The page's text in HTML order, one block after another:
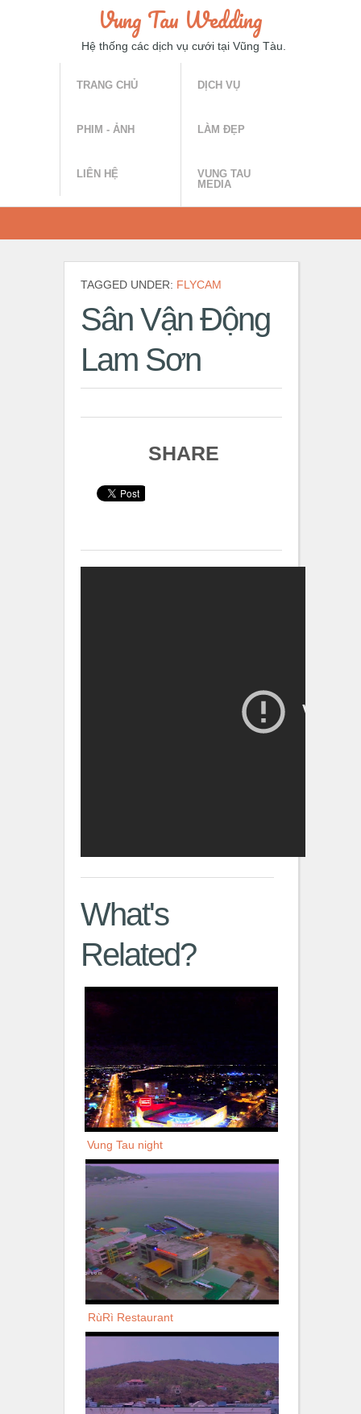
Vung Tau Wedding
Hệ thống các dịch vụ cưới tại Vũng Tàu.
TRANG CHỦ DỊCH VỤ
PHIM - ẢNH LÀM ĐẸP
LIÊN HỆ
VUNG TAU
MEDIA
TAGGED UNDER: FLYCAM
Sân Vận Động
Lam Sơn
SHARE
What's
Related?
Vung Tau night
RùRì Restaurant